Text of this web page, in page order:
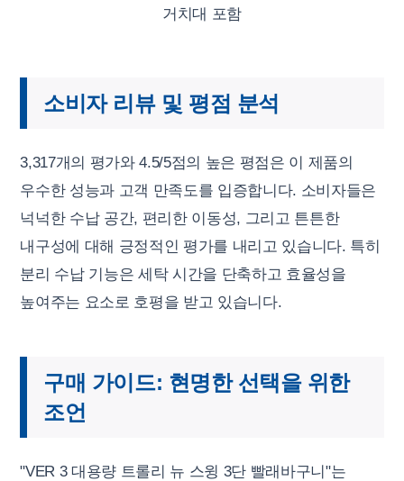
거치대 포함
소비자 리뷰 및 평점 분석
3,317개의 평가와 4.5/5점의 높은 평점은 이 제품의
우수한 성능과 고객 만족도를 입증합니다. 소비자들은
넉넉한 수납 공간, 편리한 이동성, 그리고 튼튼한
내구성에 대해 긍정적인 평가를 내리고 있습니다. 특히
분리 수납 기능은 세탁 시간을 단축하고 효율성을
높여주는 요소로 호평을 받고 있습니다.
구매 가이드: 현명한 선택을 위한
조언
"VER 3 대용량 트롤리 뉴 스윙 3단 빨래바구니"는